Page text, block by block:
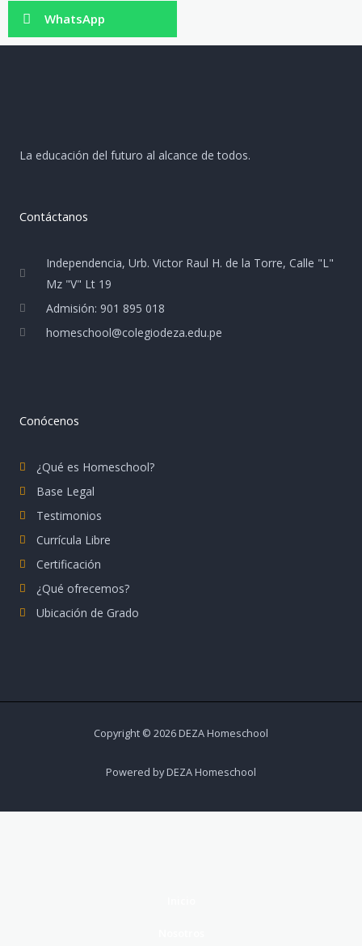
WhatsApp
La educación del futuro al alcance de todos.
Contáctanos
Independencia, Urb. Victor Raul H. de la Torre, Calle "L"
Mz "V" Lt 19
Admisión: 901 895 018
homeschool@colegiodeza.edu.pe
Conócenos
¿Qué es Homeschool?
Base Legal
Testimonios
Currícula Libre
Certificación
¿Qué ofrecemos?
Ubicación de Grado
Copyright © 2026 DEZA Homeschool
Powered by DEZA Homeschool